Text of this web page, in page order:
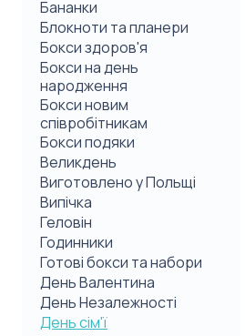
Бананки
Блокноти та планери
Бокси здоров'я
Бокси на день
народження
Бокси новим
співробітникам
Бокси подяки
Великдень
Виготовлено у Польщі
Випічка
Геловін
Годинники
Готові бокси та набори
День Валентина
День Незалежності
День сім'ї